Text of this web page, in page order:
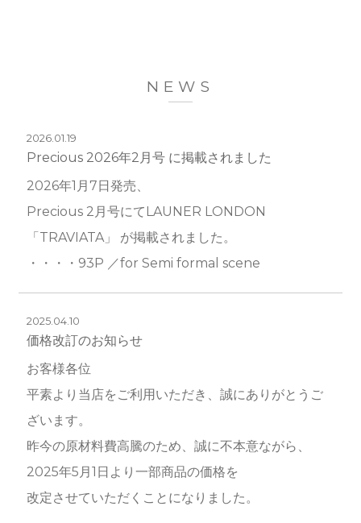
NEWS
2026.01.19
Precious 2026年2月号 に掲載されました
2026年1月7日発売、
Precious 2月号にてLAUNER LONDON
「TRAVIATA」 が掲載されました。
・・・・93P ／for Semi formal scene
2025.04.10
価格改訂のお知らせ
お客様各位
平素より当店をご利用いただき、誠にありがとうご
ざいます。
昨今の原材料費高騰のため、誠に不本意ながら、
2025年5月1日より一部商品の価格を
改定させていただくことになりました。